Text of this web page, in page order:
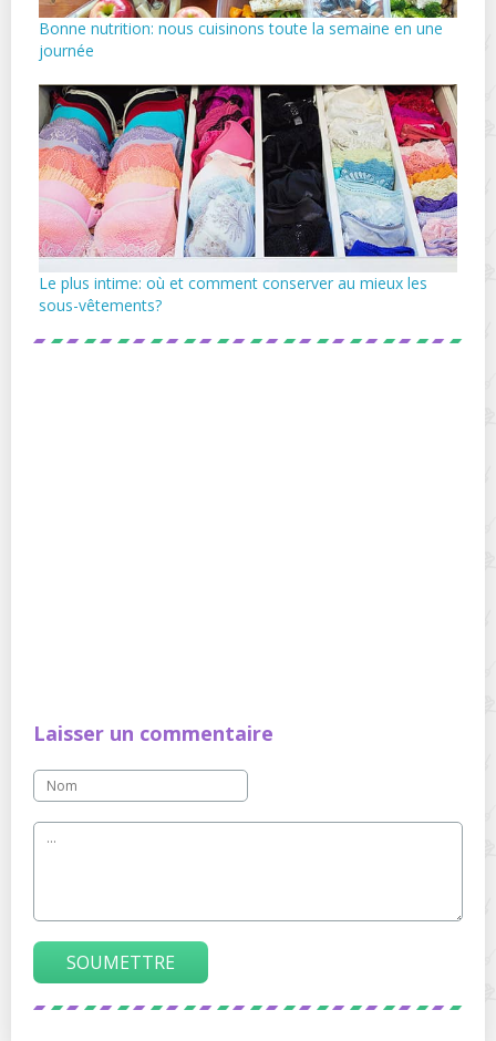
Bonne nutrition: nous cuisinons toute la semaine en une
journée
Le plus intime: où et comment conserver au mieux les
sous-vêtements?
Laisser un commentaire
SOUMETTRE